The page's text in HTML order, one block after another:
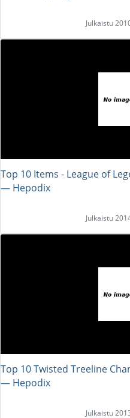
Julkaistu
Top 10 Items - League of
― Hepodix
Julkaistu
Top 10 Twisted Treeline
― Hepodix
Julkaistu